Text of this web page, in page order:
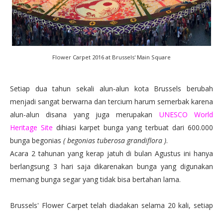
Flower Carpet 2016 at Brussels' Main Square
Setiap dua tahun sekali alun-alun kota Brussels berubah
menjadi sangat berwarna dan tercium harum semerbak karena
alun-alun disana yang juga merupakan UNESCO World
Heritage Site dihiasi karpet bunga yang terbuat dari 600.000
bunga begonias ( begonias tuberosa grandiflora ).
Acara 2 tahunan yang kerap jatuh di bulan Agustus ini hanya
berlangsung 3 hari saja dikarenakan bunga yang digunakan
memang bunga segar yang tidak bisa bertahan lama.
Brussels' Flower Carpet telah diadakan selama 20 kali, setiap